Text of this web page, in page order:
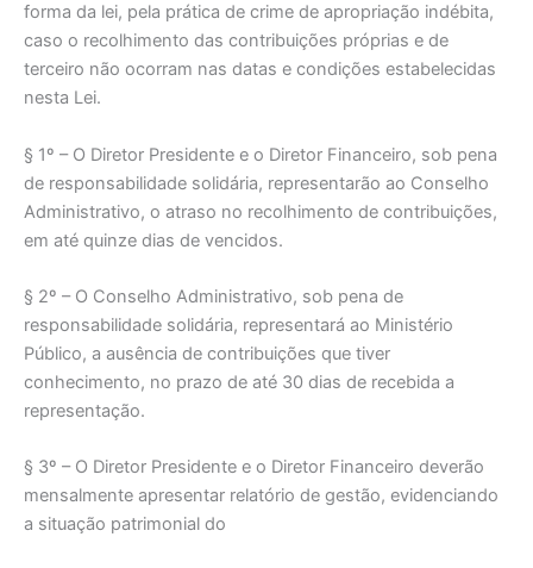
forma da lei, pela prática de crime de apropriação indébita,
caso o recolhimento das contribuições próprias e de
terceiro não ocorram nas datas e condições estabelecidas
nesta Lei.
§ 1º – O Diretor Presidente e o Diretor Financeiro, sob pena
de responsabilidade solidária, representarão ao Conselho
Administrativo, o atraso no recolhimento de contribuições,
em até quinze dias de vencidos.
§ 2º – O Conselho Administrativo, sob pena de
responsabilidade solidária, representará ao Ministério
Público, a ausência de contribuições que tiver
conhecimento, no prazo de até 30 dias de recebida a
representação.
§ 3º – O Diretor Presidente e o Diretor Financeiro deverão
mensalmente apresentar relatório de gestão, evidenciando
a situação patrimonial do